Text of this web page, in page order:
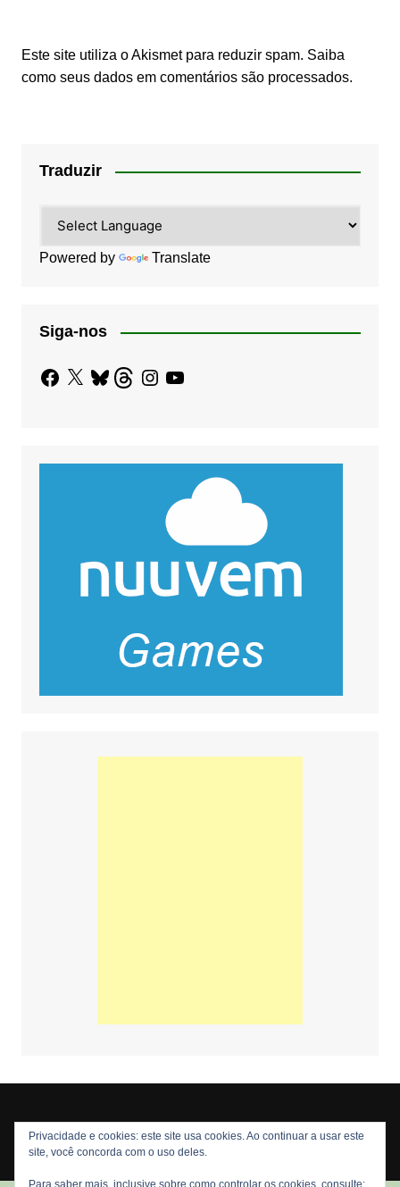
Este site utiliza o Akismet para reduzir spam. Saiba
como seus dados em comentários são processados.
Traduzir
Powered by Translate
Siga-nos
Facebook
X BlueskyThreadsInstagram
YouTube
Copyright © 2026 Nós Nerds. Todos os direitos reservados
Privacidade e cookies: este site usa cookies. Ao continuar a usar este
site, você concorda com o uso deles.
Para saber mais, inclusive sobre como controlar os cookies, consulte: